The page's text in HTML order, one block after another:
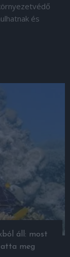
és
áll: most
meg